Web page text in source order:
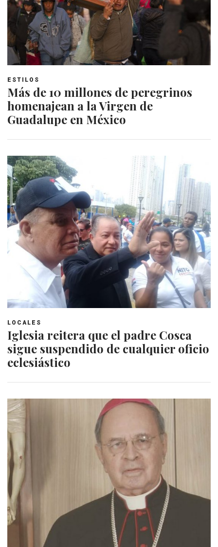
ESTILOS
Más de 10 millones de peregrinos
homenajean a la Virgen de
Guadalupe en México
LOCALES
Iglesia reitera que el padre Cosca
sigue suspendido de cualquier oficio
eclesiástico